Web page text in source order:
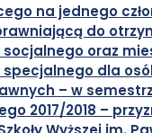
karcie
na jednego
do
oraz
dla
– w
2017/2018 –